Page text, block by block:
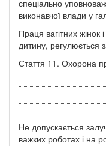
спеціально
виконавчої влади у
Праця вагітних жінок
дитину, регулюється
Стаття 11. Охорона
Не допускається
важких роботах і на